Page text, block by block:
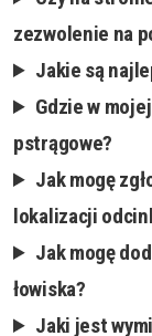
zezwolenie na
Jakie są
Gdzie w
pstrągowe?
Jak mogę
lokalizacji
Jak mogę
łowiska?
Jaki jest